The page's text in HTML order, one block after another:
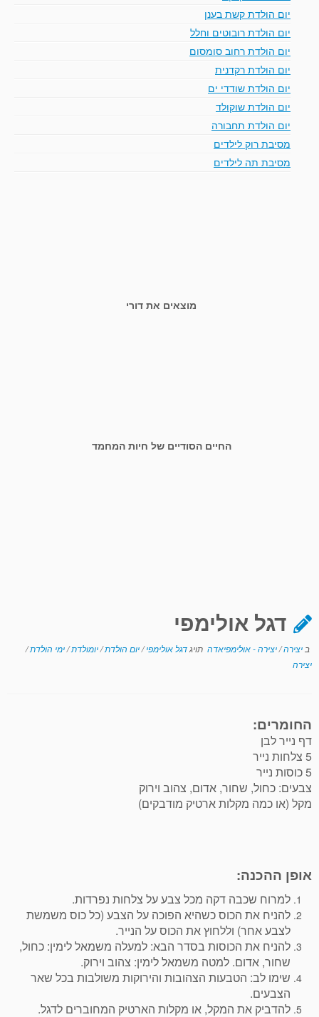
יום הולדת קשת בענן
יום הולדת רובוטים וחלל
יום הולדת רחוב סומסום
יום הולדת רקדנית
יום הולדת שודדי ים
יום הולדת שוקולד
יום הולדת תחבורה
מסיבת רוק לילדים
מסיבת תה לילדים
מוצאים את דורי
החיים הסודיים של חיות המחמד
דגל אולימפי
ב יצירה/יצירה - אולימפיאדה תויגדגל אולימפי/יום הולדת/יומולדת/ימי הולדת/
יצירה
החומרים:
דף נייר לבן
5 צלחות נייר
5 כוסות נייר
צבעים: כחול, שחור, אדום, צהוב וירוק
מקל (או כמה מקלות ארטיק מודבקים)
אופן ההכנה:
למרוח שכבה דקה מכל צבע על צלחות נפרדות.
להניח את הכוס כשהיא הפוכה על הצבע (כל כוס משמשת
לצבע אחר) וללחוץ את הכוס על הנייר.
להניח את הכוסות בסדר הבא: למעלה משמאל לימין: כחול,
שחור, אדום. למטה משמאל לימין: צהוב וירוק.
שימו לב: הטבעות הצהובות והירוקות משולבות בכל שאר
הצבעים.
להדביק את המקל, או מקלות הארטיק המחוברים לדגל.